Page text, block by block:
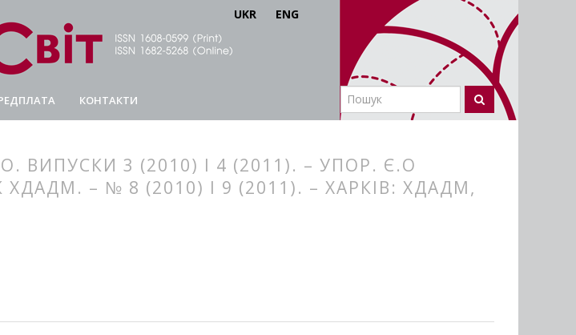
UKR ENG
КОНТАКТИ
ВИПУСКИ 3 (2010) І 4 (2011). – УПОР. Є.О
– № 8 (2010) І 9 (2011). – ХАРКІВ: ХДАДМ,